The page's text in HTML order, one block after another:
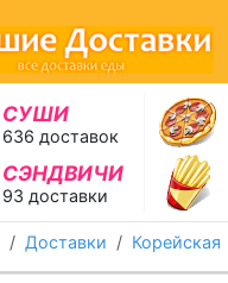
СУШИ
636 доставок
СЭНДВИЧИ
93 доставки
Доставки Корейская